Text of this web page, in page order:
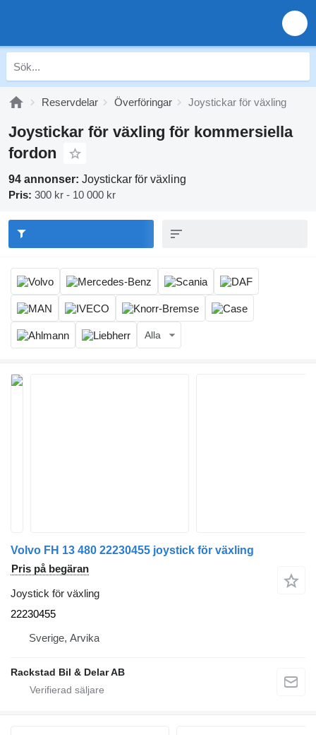
Reservdelar Överföringar Joystickar för växling
Joystickar för växling för kommersiella
fordon
94 annonser: Joystickar för växling
Pris: 300 kr - 10 000 kr
Alla
Volvo FH 13 480 22230455 joystick för växling
Pris på begäran
Joystick för växling
22230455
Sverige, Arvika
Rackstad Bil & Delar AB